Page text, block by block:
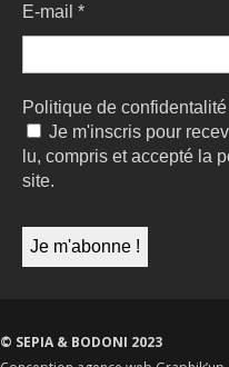
E-mail *
Politique de confidentalité
Je m'inscris pour
lu, compris et accepté la
site.
© SEPIA & BODONI 2023